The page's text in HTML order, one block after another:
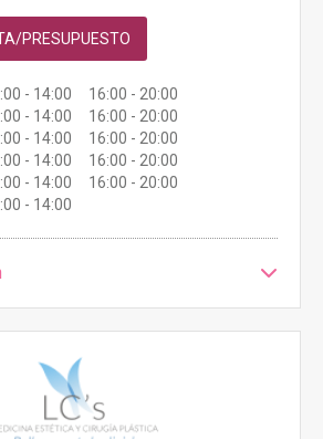
PRESUPUESTO
- 14:00 16:00 - 20:00
- 14:00 16:00 - 20:00
- 14:00 16:00 - 20:00
- 14:00 16:00 - 20:00
- 14:00 16:00 - 20:00
- 14:00